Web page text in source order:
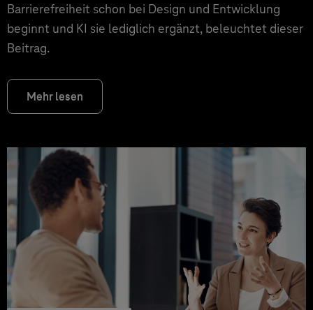
Barrierefreiheit schon bei Design und Entwicklung
beginnt und KI sie lediglich ergänzt, beleuchtet dieser
Beitrag.
Mehr lesen